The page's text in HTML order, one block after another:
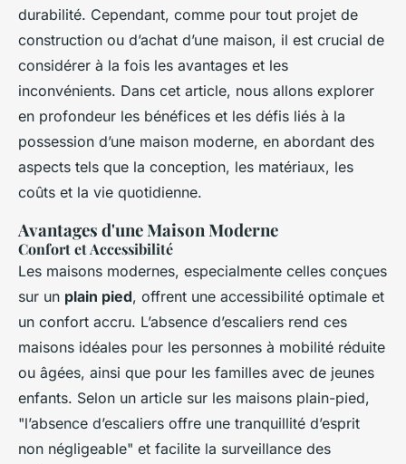
durabilité. Cependant, comme pour tout projet de
construction ou d’achat d’une maison, il est crucial de
considérer à la fois les avantages et les
inconvénients. Dans cet article, nous allons explorer
en profondeur les bénéfices et les défis liés à la
possession d’une maison moderne, en abordant des
aspects tels que la conception, les matériaux, les
coûts et la vie quotidienne.
Avantages d'une Maison Moderne
Confort et Accessibilité
Les maisons modernes, especialmente celles conçues
sur un plain pied, offrent une accessibilité optimale et
un confort accru. L’absence d’escaliers rend ces
maisons idéales pour les personnes à mobilité réduite
ou âgées, ainsi que pour les familles avec de jeunes
enfants. Selon un article sur les maisons plain-pied,
"l’absence d’escaliers offre une tranquillité d’esprit
non négligeable" et facilite la surveillance des